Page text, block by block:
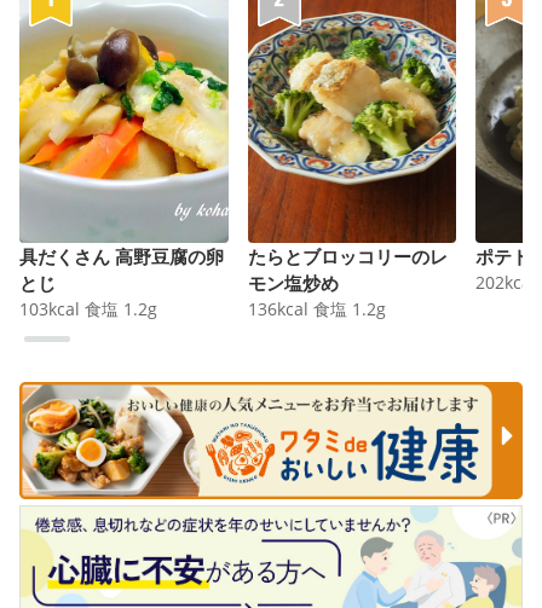
具だくさん 高野豆腐の卵
とじ
103kcal 食塩 1.2g
たらとブロッコリーのレ
モン塩炒め
136kcal 食塩 1.2g
ポテト
202kcal